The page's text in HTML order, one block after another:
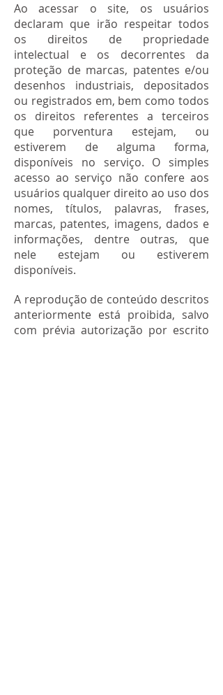
Ao acessar o site, os usuários
declaram que irão respeitar todos
os direitos de propriedade
intelectual e os decorrentes da
proteção de marcas, patentes e/ou
desenhos industriais, depositados
ou registrados em, bem como todos
os direitos referentes a terceiros
que porventura estejam, ou
estiverem de alguma forma,
disponíveis no serviço. O simples
acesso ao serviço não confere aos
usuários qualquer direito ao uso dos
nomes, títulos, palavras, frases,
marcas, patentes, imagens, dados e
informações, dentre outras, que
nele estejam ou estiverem
disponíveis.
A reprodução de conteúdo descritos
anteriormente está proibida, salvo
com prévia autorização por escrito